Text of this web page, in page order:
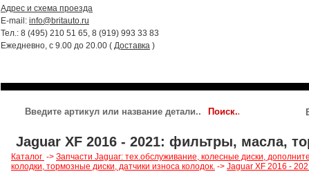
Адрес и схема проезда
E-mail: info@britauto.ru
Тел.: 8 (495) 210 51 65, 8 (919) 993 33 83
Ежедневно, с 9.00 до 20.00 ( Доставка )
Jaguar XF 2016 - 2021: фильтры, масла,
Каталог -> Запчасти Jaguar: тех.обслуживание, колесные диски,
колодки, тормозные диски, датчики износа колодок. -> Jaguar XF 2016 -